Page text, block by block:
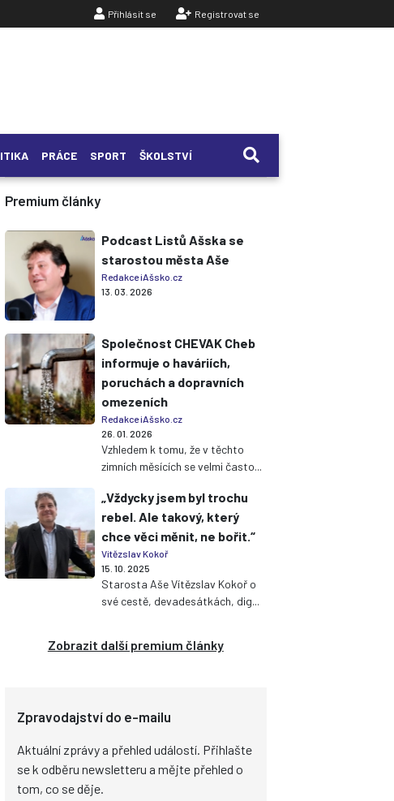
Přihlásit se Registrovat se
PRÁCE SPORT ŠKOLSTVÍ
Premium články
Podcast Listů Ašska se
starostou města Aše
Redakce iAšsko.cz
13. 03. 2026
Společnost CHEVAK Cheb
informuje o haváriích,
poruchách a dopravních
omezeních
Redakce iAšsko.cz
26. 01. 2026
Vzhledem k tomu, že v těchto
zimních měsících se velmi často...
„Vždycky jsem byl trochu
rebel. Ale takový, který
chce věci měnit, ne bořit.“
Vítězslav Kokoř
15. 10. 2025
Starosta Aše Vítězslav Kokoř o
své cestě, devadesátkách, dig...
Zobrazit další premium články
Zpravodajství do e-mailu
Aktuální zprávy a přehled událostí. Přihlašte
se k odběru newsletteru a mějte přehled o
tom, co se děje.